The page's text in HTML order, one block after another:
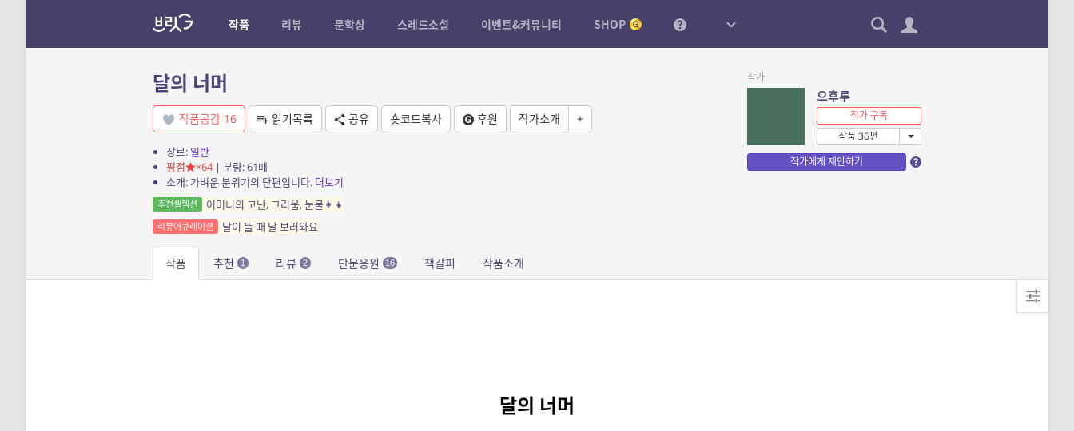
작품 리뷰 문학상 스레드소설 이벤트&커뮤니티 SHOP
달의 너머
작품공감 16 읽기목록 공유 숏코드복사 후원 작가소개 +
장르: 일반
평점
×64| 분량: 61매
소개: 가벼운 분위기의 단편입니다. 더보기
추천셀렉션 어머니의 고난, 그리움, 눈물👩‍👧
리뷰어큐레이션 달이 뜰 때 날 보러와요
작가
으후루
작가 구독
작품 36편
작가에게 제안하기
작품 추천 1 리뷰 2 단문응원 16 책갈피 작품소개
달의 너머